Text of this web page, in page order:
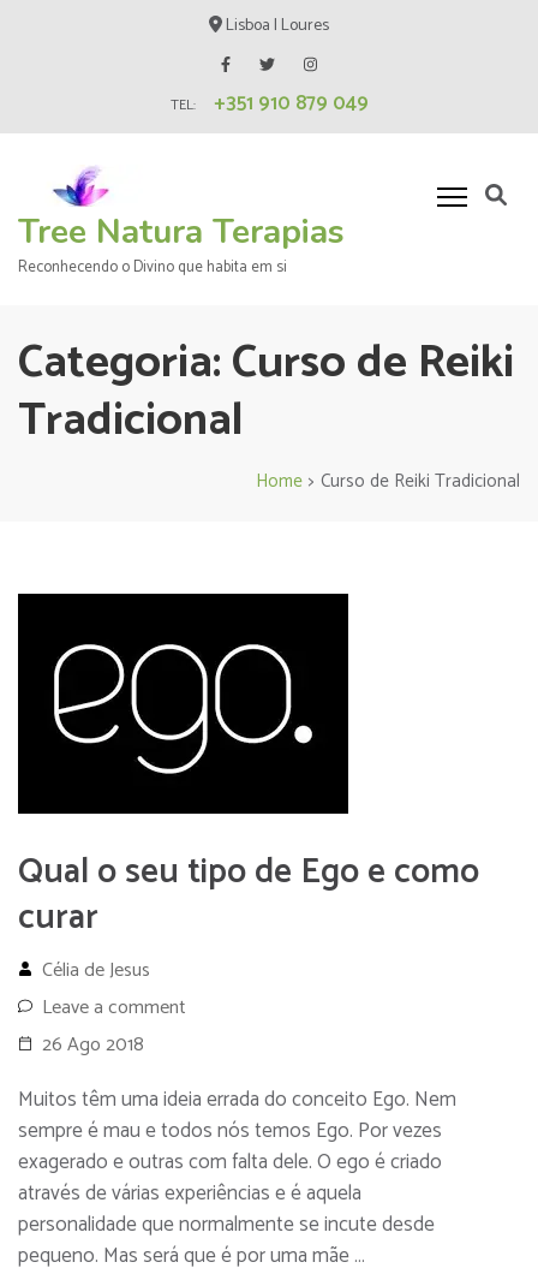
Enter)
Lisboa | Loures
TEL: +351 910 879 049
Tree Natura Terapias
Reconhecendo o Divino que habita em si
Categoria:Curso de Reiki
Tradicional
Home > Curso de Reiki Tradicional
Qual o seu tipo de Ego e como
curar
Célia de Jesus
Leave a comment
26 Ago 2018
Muitos têm uma ideia errada do conceito Ego. Nem
sempre é mau e todos nós temos Ego. Por vezes
exagerado e outras com falta dele. O ego é criado
através de várias experiências e é aquela
personalidade que normalmente se incute desde
pequeno. Mas será que é por uma mãe …